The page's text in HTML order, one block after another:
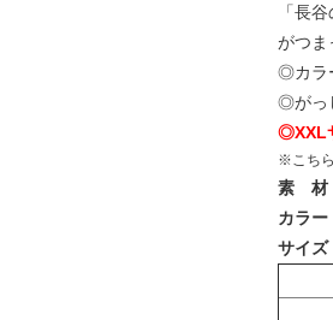
「長
がつま
◎カラ
◎がっ
◎XXL
※こち
素 材
カラー
サイズ